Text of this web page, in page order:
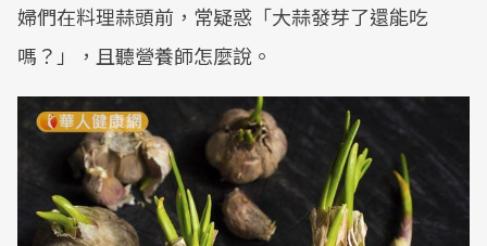
婦們在料理蒜頭前，常疑惑「大蒜發芽了還能吃
嗎？」，且聽營養師怎麼說。